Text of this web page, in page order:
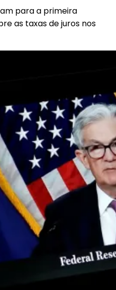
para a primeira
as taxas de juros nos